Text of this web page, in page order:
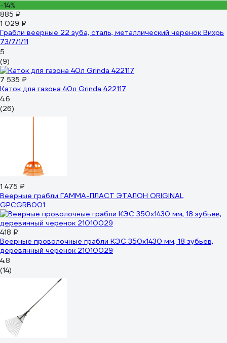
-14%
885 ₽
1 029 ₽
Грабли веерные 22 зуба, сталь, металлический черенок Вихрь
73/7/1/11
5
(9)
7 535 ₽
Каток для газона 40л Grinda 422117
4.6
(26)
1 475 ₽
Веерные грабли ГАММА-ПЛАСТ ЭТАЛОН ORIGINAL
GPCGRB001
418 ₽
Веерные проволочные грабли КЭС 350x1430 мм, 18 зубьев,
деревянный черенок 21010029
4.8
(14)